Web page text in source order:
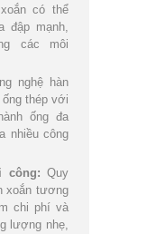
có thể
mạnh,
các môi
nghệ hàn
thép với
ống đa
nhiều công
công: Quy
xoắn tương
chi phí và
lượng nhẹ,